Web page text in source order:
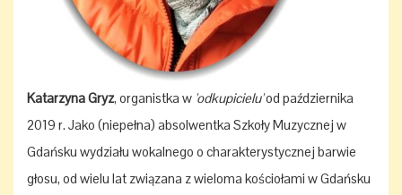
Katarzyna Gryz, organistka w 'odkupicielu'od października
2019 r. Jako (niepełna) absolwentka Szkoły Muzycznej w
Gdańsku wydziału wokalnego o charakterystycznej barwie
głosu, od wielu lat związana z wieloma kościołami w Gdańsku